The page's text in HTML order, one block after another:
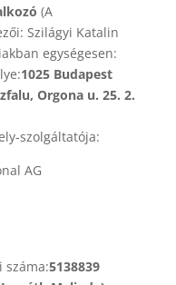
(A
Szilágyi Katalin
egységesen:
1025 Budapest
Orgona u. 25. 2.
szolgáltatója:
AG
száma:5138839